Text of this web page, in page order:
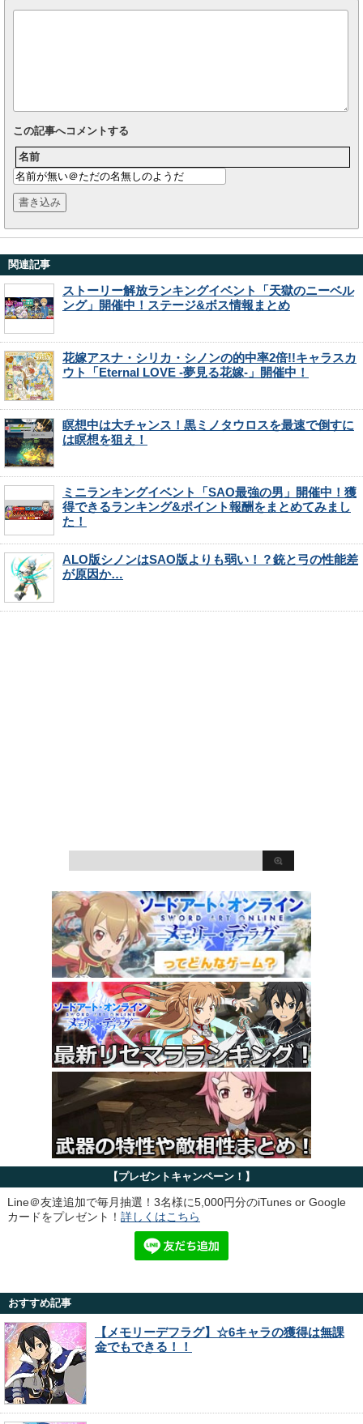
この記事へコメントする
名前
関連記事
ストーリー解放ランキングイベント「天獄のニーベル
ング」開催中！ステージ&ボス情報まとめ
花嫁アスナ・シリカ・シノンの的中率2倍!!キャラスカ
ウト「Eternal LOVE -夢見る花嫁-」開催中！
瞑想中は大チャンス！黒ミノタウロスを最速で倒すに
は瞑想を狙え！
ミニランキングイベント「SAO最強の男」開催中！獲
得できるランキング&ポイント報酬をまとめてみまし
た！
ALO版シノンはSAO版よりも弱い！？銃と弓の性能差
が原因か…
【プレゼントキャンペーン！】
Line＠友達追加で毎月抽選！3名様に5,000円分のiTunes or Google
カードをプレゼント！ 詳しくはこちら
おすすめ記事
【メモリーデフラグ】☆6キャラの獲得は無課
金でもできる！！